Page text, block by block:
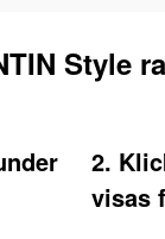
Style
2.
visas